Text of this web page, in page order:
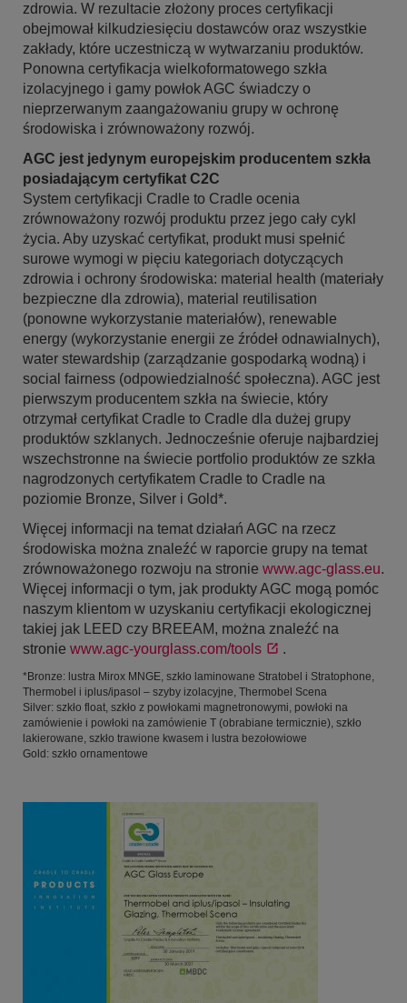
zdrowia. W rezultacie złożony proces certyfikacji
obejmował kilkudziesięciu dostawców oraz wszystkie
zakłady, które uczestniczą w wytwarzaniu produktów.
Ponowna certyfikacja wielkoformatowego szkła
izolacyjnego i gamy powłok AGC świadczy o
nieprzerwanym zaangażowaniu grupy w ochronę
środowiska i zrównoważony rozwój.
AGC jest jedynym europejskim producentem szkła
posiadającym certyfikat C2C
System certyfikacji Cradle to Cradle ocenia
zrównoważony rozwój produktu przez jego cały cykl
życia. Aby uzyskać certyfikat, produkt musi spełnić
surowe wymogi w pięciu kategoriach dotyczących
zdrowia i ochrony środowiska: material health (materiały
bezpieczne dla zdrowia), material reutilisation
(ponowne wykorzystanie materiałów), renewable
energy (wykorzystanie energii ze źródeł odnawialnych),
water stewardship (zarządzanie gospodarką wodną) i
social fairness (odpowiedzialność społeczna). AGC jest
pierwszym producentem szkła na świecie, który
otrzymał certyfikat Cradle to Cradle dla dużej grupy
produktów szklanych. Jednocześnie oferuje najbardziej
wszechstronne na świecie portfolio produktów ze szkła
nagrodzonych certyfikatem Cradle to Cradle na
poziomie Bronze, Silver i Gold*.
Więcej informacji na temat działań AGC na rzecz
środowiska można znaleźć w raporcie grupy na temat
zrównoważonego rozwoju na stronie www.agc-glass.eu.
Więcej informacji o tym, jak produkty AGC mogą pomóc
naszym klientom w uzyskaniu certyfikacji ekologicznej
takiej jak LEED czy BREEAM, można znaleźć na
stronie www.agc-yourglass.com/tools .
*Bronze: lustra Mirox MNGE, szkło laminowane Stratobel i Stratophone,
Thermobel i iplus/ipasol – szyby izolacyjne, Thermobel Scena
Silver: szkło float, szkło z powłokami magnetronowymi, powłoki na
zamówienie i powłoki na zamówienie T (obrabiane termicznie), szkło
lakierowane, szkło trawione kwasem i lustra bezołowiowe
Gold: szkło ornamentowe